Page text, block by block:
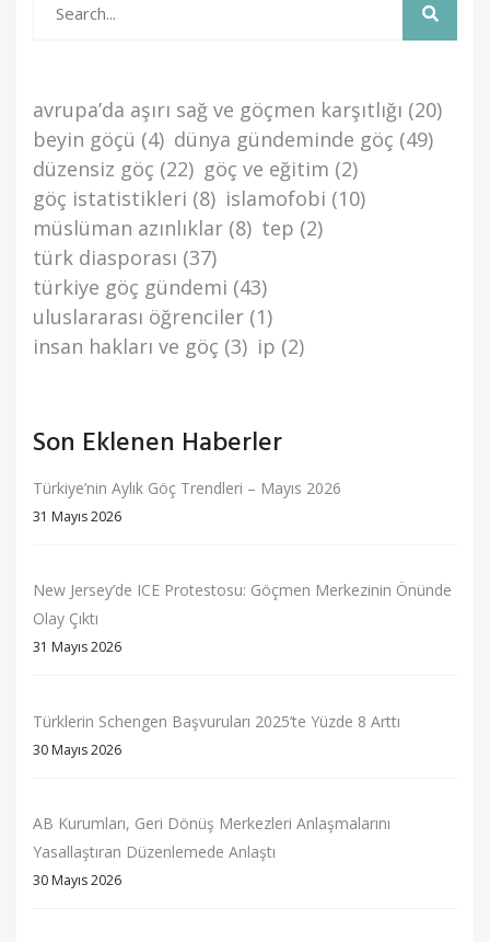
avrupa’da aşiri sağ ve göçmen karşitliği (20)
beyi̇n göçü (4) dünya gündemi̇nde göç (49)
düzensi̇z göç (22) göç ve eği̇ti̇m (2)
göç i̇stati̇sti̇kleri̇ (8) islamofobi (10)
müslüman azınlıklar (8) tep (2)
türk di̇asporasi (37)
türki̇ye göç gündemi̇ (43)
uluslararası öğrenciler (1)
i̇nsan haklari ve göç (3) i̇p (2)
Son Eklenen Haberler
Türkiye’nin Aylık Göç Trendleri – Mayıs 2026
31 Mayıs 2026
New Jersey’de ICE Protestosu: Göçmen Merkezinin Önünde
Olay Çıktı
31 Mayıs 2026
Türklerin Schengen Başvuruları 2025’te Yüzde 8 Arttı
30 Mayıs 2026
AB Kurumları, Geri Dönüş Merkezleri Anlaşmalarını
Yasallaştıran Düzenlemede Anlaştı
30 Mayıs 2026